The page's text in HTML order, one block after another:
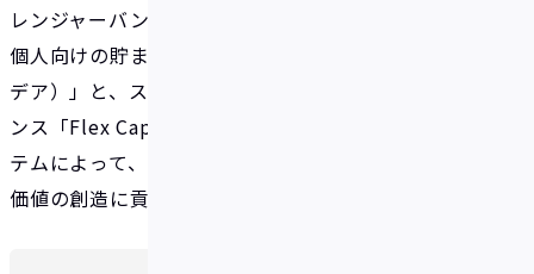
レンジャーバンクを目指すスタートアップ企業です。
個人向けの貯まるキャッシュレスアプリ「IDARE（イ
デア）」と、スタートアップのためのデットファイナ
ンス「Flex Capital」の2つの事業からなるエコシス
テムによって、社会に必要な流動性を提供し、新しい
価値の創造に貢献しています。